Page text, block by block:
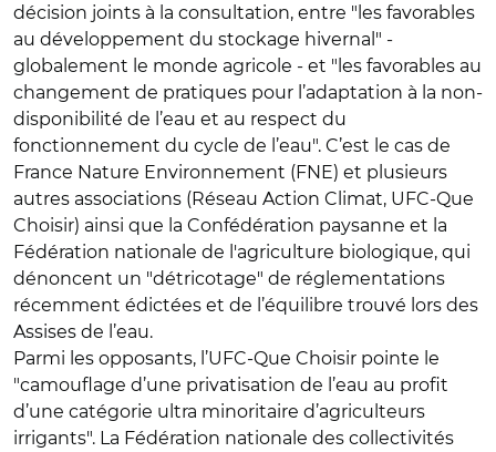
décision joints à la consultation, entre "les favorables
au développement du stockage hivernal" -
globalement le monde agricole - et "les favorables au
changement de pratiques pour l’adaptation à la non-
disponibilité de l’eau et au respect du
fonctionnement du cycle de l’eau". C’est le cas de
France Nature Environnement (FNE) et plusieurs
autres associations (Réseau Action Climat, UFC-Que
Choisir) ainsi que la Confédération paysanne et la
Fédération nationale de l'agriculture biologique, qui
dénoncent un "détricotage" de réglementations
récemment édictées et de l’équilibre trouvé lors des
Assises de l’eau.
Parmi les opposants, l’UFC-Que Choisir pointe le
"camouflage d’une privatisation de l’eau au profit
d’une catégorie ultra minoritaire d’agriculteurs
irrigants". La Fédération nationale des collectivités